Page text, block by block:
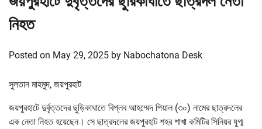
নিহত
Posted on May 29, 2025 by Nabochatona Desk
সুলতান মাহমুদ, জয়পুরহাট
জয়পুরহাটে দুর্বৃত্তদের ছুড়িকাঘাতে বিপ্লব আহম্মেদ পিয়াল (৩০) নামের ছাত্রদলের
এক নেতা নিহত হয়েছেন। সে ছাত্রদলের জয়পুরহাট শহর শাখা কমিটির সিনিয়র যুগ্ম